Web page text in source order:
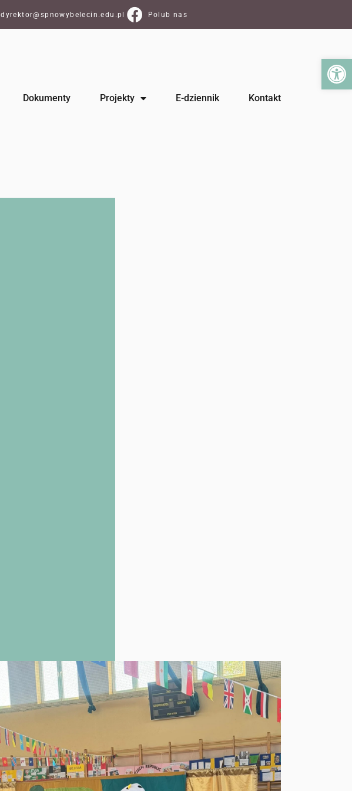
dyrektor@spnowybelecin.edu.pl Polub nas
Dokumenty Projekty E-dziennik Kontakt